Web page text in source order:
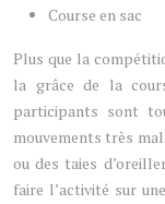
Course en sac
Plus que la
la grâce de la
participants sont
mouvements très
ou des taies
faire l’activité sur